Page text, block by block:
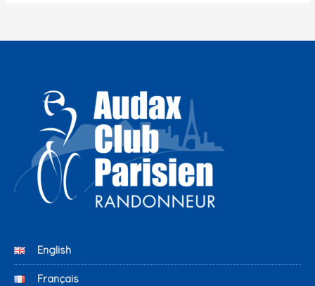
English
Français